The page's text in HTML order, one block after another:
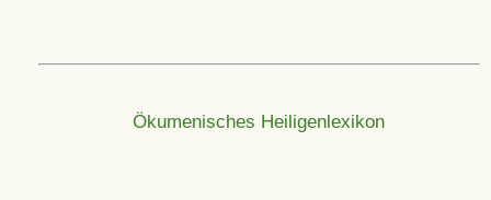
Ökumenisches Heiligenlexikon